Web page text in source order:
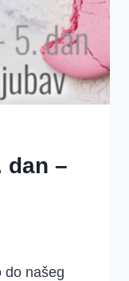
dan –
do našeg